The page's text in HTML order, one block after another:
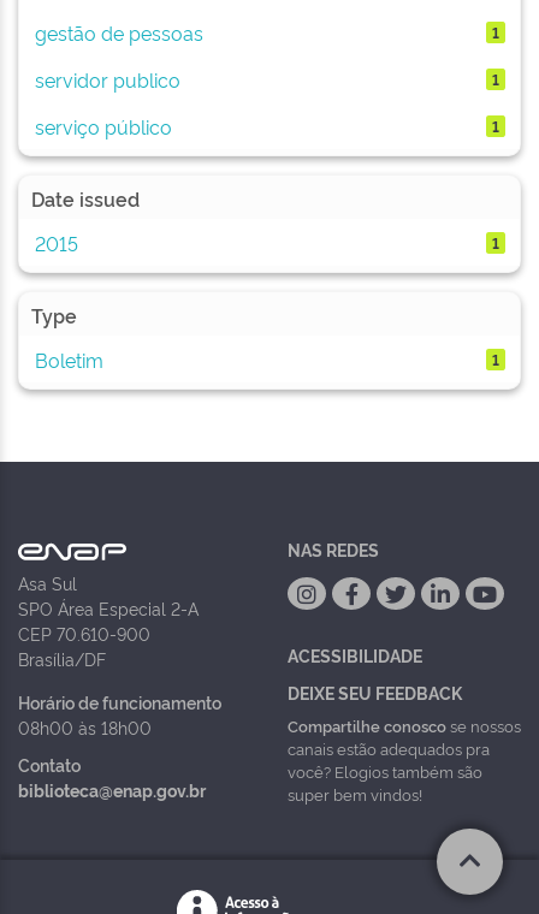
gestão de pessoas 1
servidor publico 1
serviço público 1
Date issued
2015
1
Type
Boletim
1
Asa Sul
SPO Área Especial 2-A
CEP 70.610-900
Brasília/DF
Horário de funcionamento
08h00 às 18h00
Contato
biblioteca@enap.gov.br
NAS REDES
ACESSIBILIDADE
DEIXE SEU FEEDBACK
Compartilhe conoscose nossos
canais estão adequados pra
você? Elogios também são
super bem vindos!